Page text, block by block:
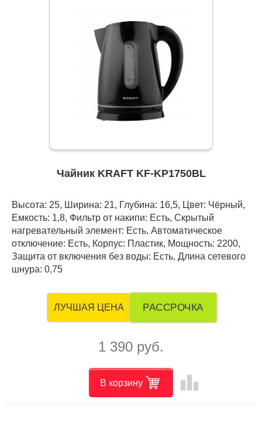
Чайник KRAFT KF-KP1750BL
Высота: 25, Ширина: 21, Глубина: 16,5, Цвет: Чёрный,
Емкость: 1,8, Фильтр от накипи: Есть, Скрытый
нагревательный элемент: Есть, Автоматическое
отключение: Есть, Корпус: Пластик, Мощность: 2200,
Защита от включения без воды: Есть, Длина сетевого
шнура: 0,75
ЛУЧШАЯ ЦЕНА РАССРОЧКА
1 390 руб.
В корзину leaderboard